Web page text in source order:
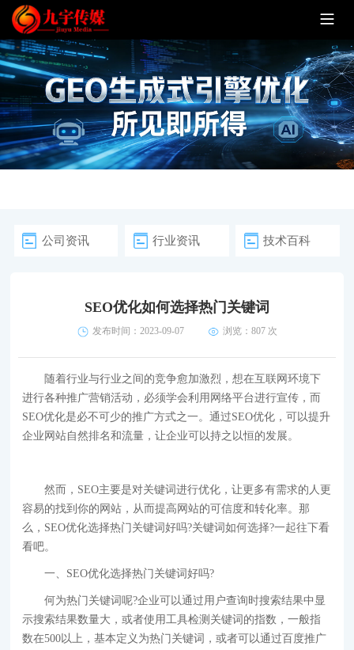
公司资讯 行业资讯 技术百科
SEO优化如何选择热门关键词
发布时间：2023-09-07 浏览： 807 次
随着行业与行业之间的竞争愈加激烈，想在互联网环境下
进行各种推广营销活动，必须学会利用网络平台进行宣传，而
SEO优化是必不可少的推广方式之一。通过SEO优化，可以提升
企业网站自然排名和流量，让企业可以持之以恒的发展。
然而，SEO主要是对关键词进行优化，让更多有需求的人更
容易的找到你的网站，从而提高网站的可信度和转化率。那
么，SEO优化选择热门关键词好吗?关键词如何选择?一起往下看
看吧。
一、SEO优化选择热门关键词好吗?
何为热门关键词呢?企业可以通过用户查询时搜索结果中显
示搜索结果数量大，或者使用工具检测关键词的指数，一般指
数在500以上，基本定义为热门关键词，或者可以通过百度推广